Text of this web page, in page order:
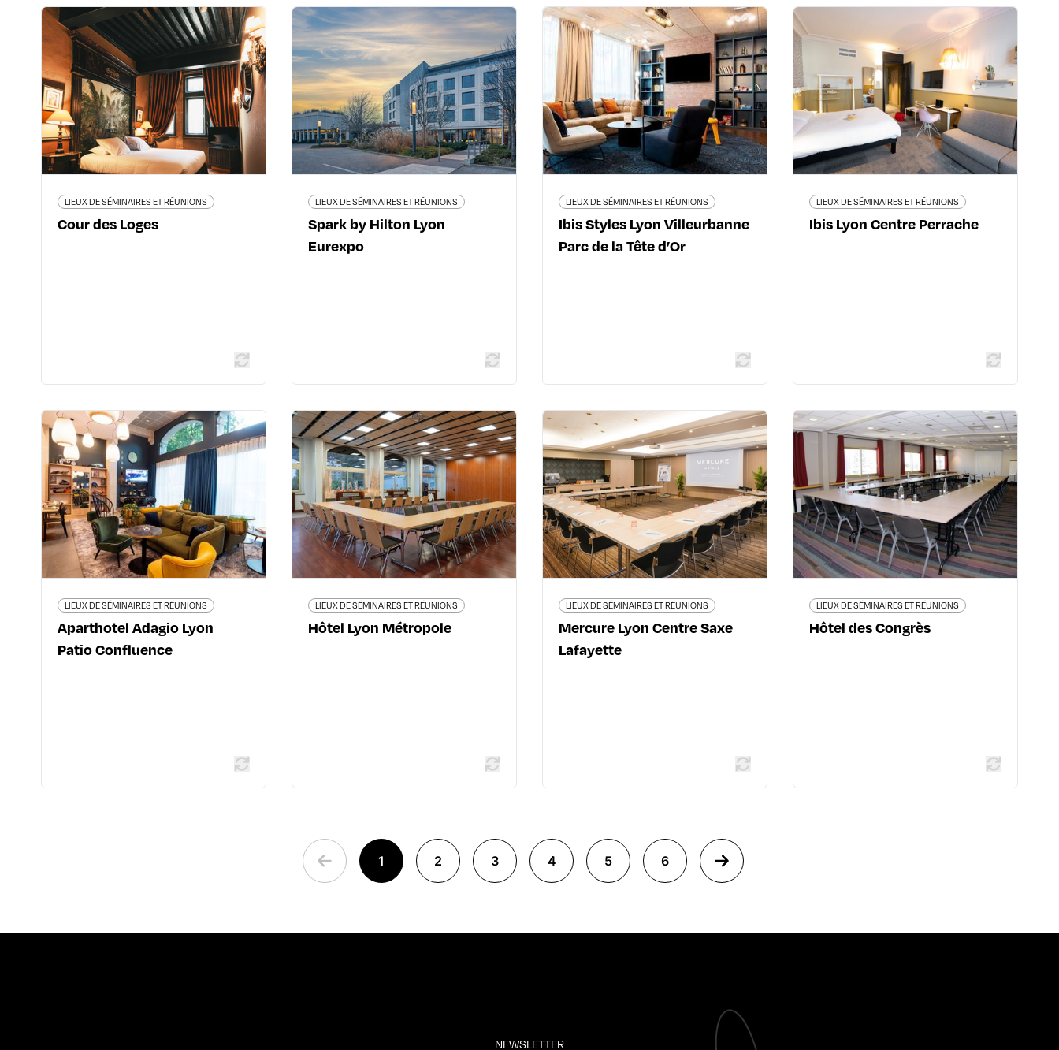
LIEUX DE SÉMINAIRES ET RÉUNIONS
Cour des Loges
LIEUX DE SÉMINAIRES ET RÉUNIONS
Cour des Loges
6 rue du Boeuf - 69005 Lyon 5ème
+33 (0)4 72 77 44 44
www.courdesloges.com
LIEUX DE SÉMINAIRES ET RÉUNIONS
Spark by Hilton Lyon
Eurexpo
LIEUX DE SÉMINAIRES ET RÉUNIONS
Spark by Hilton Lyon
Eurexpo
7 impasse Louis de Broglie - 69740
Genas
04 27 02 70 04
www.hilton.com/fr/hotels/lysgnpe-
spark-lyon-eurexpo/
LIEUX DE SÉMINAIRES ET RÉUNIONS
Ibis Styles Lyon Villeurbanne
Parc de la Tête d’Or
LIEUX DE SÉMINAIRES ET RÉUNIONS
Ibis Styles Lyon
Villeurbanne Parc de la
Tête d’Or
130 boulevard du 11 novembre 1918
- 69100 Villeurbanne
04 78 89 95 95
LIEUX DE SÉMINAIRES ET RÉUNIONS
Ibis Lyon Centre Perrache
LIEUX DE SÉMINAIRES ET RÉUNIONS
Ibis Lyon Centre
Perrache
28 cours de Verdun Perrache -
69002 Lyon 2ème
04 78 37 56 55
all.accor.com/hotel/2751/index.fr.shtml
LIEUX DE SÉMINAIRES ET RÉUNIONS
Aparthotel Adagio Lyon
Patio Confluence
LIEUX DE SÉMINAIRES ET RÉUNIONS
Aparthotel Adagio Lyon
Patio Confluence
50 cours Charlemagne - 69002 Lyon
2ème
04 37 23 16 04
www.adagio-city.com
LIEUX DE SÉMINAIRES ET RÉUNIONS
Hôtel Lyon Métropole
LIEUX DE SÉMINAIRES ET RÉUNIONS
Hôtel Lyon Métropole
85 quai Joseph Gillet - 69004 Lyon
4ème
04 72 10 44 44
www.lyonmetropole.com
LIEUX DE SÉMINAIRES ET RÉUNIONS
Mercure Lyon Centre Saxe
Lafayette
LIEUX DE SÉMINAIRES ET RÉUNIONS
Mercure Lyon Centre
Saxe Lafayette
29 rue de Bonnel - 69003 Lyon
3ème
04 72 61 90 90
all.accor.com/hotel/2057/index.fr.shtml
LIEUX DE SÉMINAIRES ET RÉUNIONS
Hôtel des Congrès
LIEUX DE SÉMINAIRES ET RÉUNIONS
Hôtel des Congrès
Place du Commandant Rivière -
69100 Villeurbanne
04 72 69 16 16
www.hoteldescongres.com
1 2 3 4 5 6
NEWSLETTER